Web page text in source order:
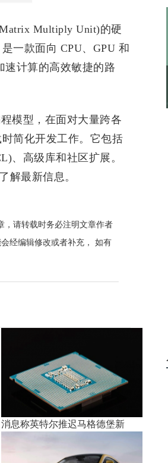
Multiply Unit)的硬
一款面向 CPU、GPU 和
速计算的高效敏捷的路
模型，在面对大量跨各
简化开发工作。它包括
、高级库和社区扩展。
解最新信息。
，请转载时务必注明文章作者
经编辑修改或者补充， 如有
消息称英特尔推迟马格德堡新